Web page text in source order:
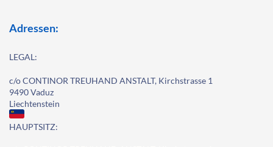
Adressen:
LEGAL:
c/o CONTINOR TREUHAND ANSTALT, Kirchstrasse 1
9490 Vaduz
Liechtenstein
HAUPTSITZ: